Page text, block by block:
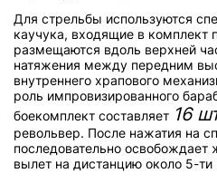
Для стрельбы используются
каучука, входящие в комплект
размещаются вдоль верхней
натяжения между передним
внутреннего храпового
роль импровизированного
боекомплект составляет 16
револьвер. После нажатия на
последовательно освобождает
вылет на дистанцию около 5-ти